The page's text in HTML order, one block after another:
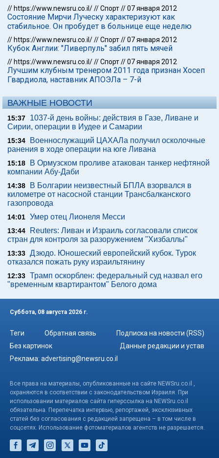
// https://www.newsru.co.il///Спорт//07 января 2012
Состояние Мирчи Луческу характеризуют как
стабильное. Он пробудет в больнице еще неделю
// https://www.newsru.co.il///Спорт//07 января 2012
Кубок Англии: "Ливерпуль" забил пять мячей
// https://www.newsru.co.il///Спорт//07 января 2012
Лучшим клубным тренером 2011 года признан Хосеп
Гвардиола, наставник АПОЭЛа – 7-й
ВАЖНЫЕ НОВОСТИ
15:37
1037-й день войны: действия в Газе, Ливане и
Сирии, операции в Иудее и Самарии
15:34
Военнослужащий ЦАХАЛа получил осколочные
ранения в ходе операции на юге Ливана
15:18
В Ормузском проливе атакован танкер нефтяной
компании Абу-Даби
14:38
В Болгарии неизвестный БПЛА взорвался в
километре от насосной станции Трансбалканского
газопровода
14:01 Умер отец Лионеля Месси
13:44
Reuters: Ливан и Израиль согласовали список
стран для контроля за разоружением "Хизбаллы"
13:33 Дзюдо. Юношеский европейский кубок. Турок
отказался пожать руку израильтянину
12:33 Трамп оскорблен: федеральный суд назвал его
"временным квартирантом" Белого дома
Суббота, 08 августа 2026 г.
Теги Обратная связь
Подписка на новости (RSS)
Без картинок
Данные редакции и устав
Реклама: advertising@newsru.co.il
Все права на материалы, опубликованные на сайте NEWSru.co.il ,
охраняются в соответствии с законодательством Израиля. При
использовании материалов сайта гиперссылка на NEWSru.co.il
обязательна. Перепечатка интервью, репортажей, эксклюзивных
статей без согласования с редакцией запрещена – в том числе в
соцсетях. Использование фотоматериалов агентств не разрешается.